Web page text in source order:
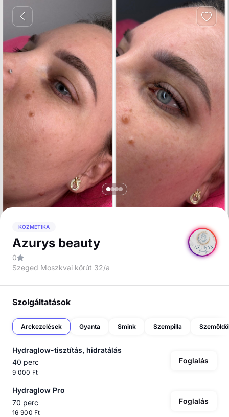
KOZMETIKA
Azurys beauty
0
Szeged Moszkvai körút 32/a
Szolgáltatások
Arckezelések Gyanta Smink Szempilla
Hydraglow-tisztítás, hidratálás
40 perc
9 000 Ft
Foglalás
Hydraglow Pro
70 perc
16 900 Ft
Foglalás